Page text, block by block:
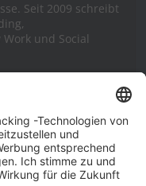
Seit 2009 schreibt
und Social